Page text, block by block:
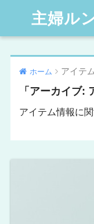
主婦ル
ホーム アイテ
「アーカイブ:
アイテム情報に関